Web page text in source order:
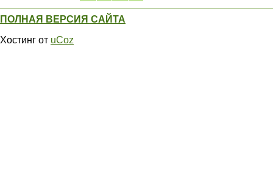
ПОЛНАЯ ВЕРСИЯ САЙТА
Хостинг от uCoz